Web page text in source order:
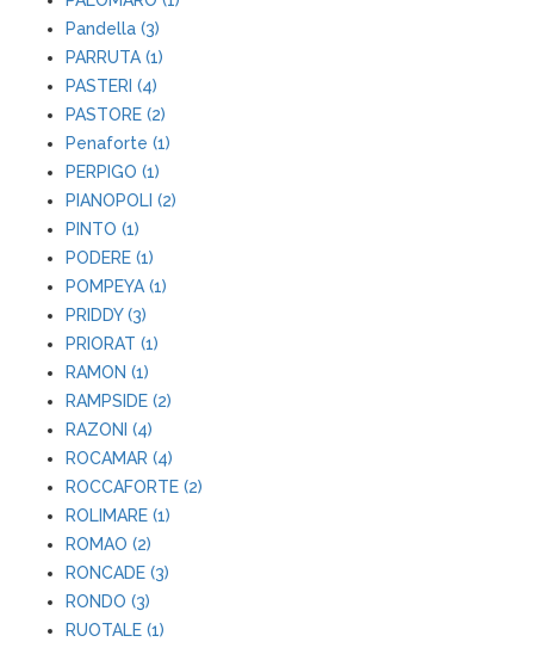
Pandella (3)
PARRUTA (1)
PASTERI (4)
PASTORE (2)
Penaforte (1)
PERPIGO (1)
PIANOPOLI (2)
PINTO (1)
PODERE (1)
POMPEYA (1)
PRIDDY (3)
PRIORAT (1)
RAMON (1)
RAMPSIDE (2)
RAZONI (4)
ROCAMAR (4)
ROCCAFORTE (2)
ROLIMARE (1)
ROMAO (2)
RONCADE (3)
RONDO (3)
RUOTALE (1)